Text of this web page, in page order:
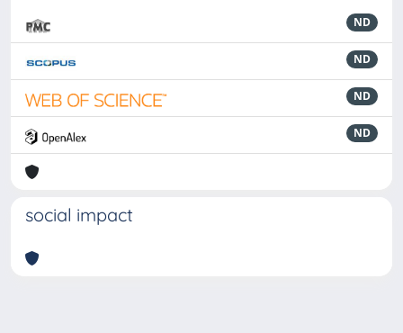
ND
ND
ND
ND
social impact